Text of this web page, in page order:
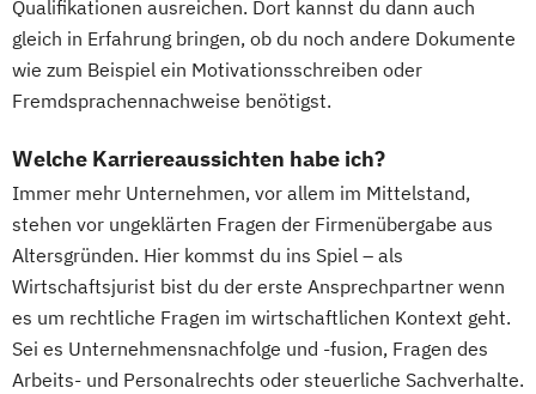
Qualifikationen ausreichen. Dort kannst du dann auch
gleich in Erfahrung bringen, ob du noch andere Dokumente
wie zum Beispiel ein Motivationsschreiben oder
Fremdsprachennachweise benötigst.
Welche Karriereaussichten habe ich?
Immer mehr Unternehmen, vor allem im Mittelstand,
stehen vor ungeklärten Fragen der Firmenübergabe aus
Altersgründen. Hier kommst du ins Spiel – als
Wirtschaftsjurist bist du der erste Ansprechpartner wenn
es um rechtliche Fragen im wirtschaftlichen Kontext geht.
Sei es Unternehmensnachfolge und -fusion, Fragen des
Arbeits- und Personalrechts oder steuerliche Sachverhalte.